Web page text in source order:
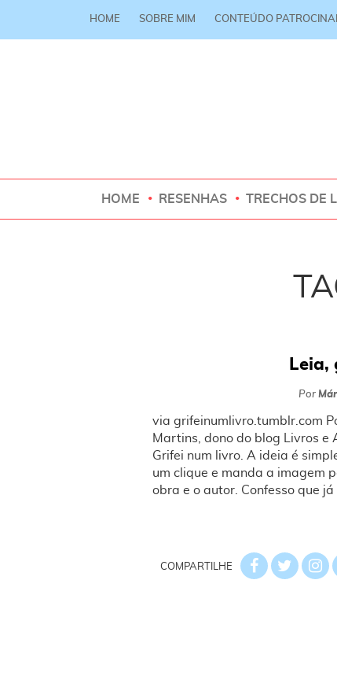
HOME SOBRE MIM CONTEÚDO
HOME RESENHAS TRECHOS DE
Por
via grifeinumlivro.tumblr.com
Martins, dono do blog Livros e
Grifei num livro. A ideia é
um clique e manda a imagem
obra e o autor. Confesso que já
COMPARTILHE